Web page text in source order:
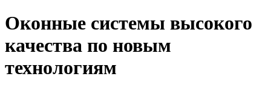
Оконные системы высокого
качества по новым
технологиям